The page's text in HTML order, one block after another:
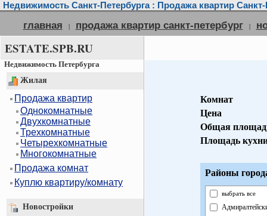
Недвижимость Санкт-Петербурга : Продажа квартир Санкт-
главная | продажа квартир санкт-петербург |
ESTATE.SPB.RU
Недвижимость Петербурга
Жилая
Продажа квартир
Однокомнатные
Двухкомнатные
Трехкомнатные
Четырехкомнатные
Многокомнатные
Продажа комнат
Куплю квартиру/комнату
Новостройки
Комнат
Цена
Общая
Площадь
Районы
выбрать все